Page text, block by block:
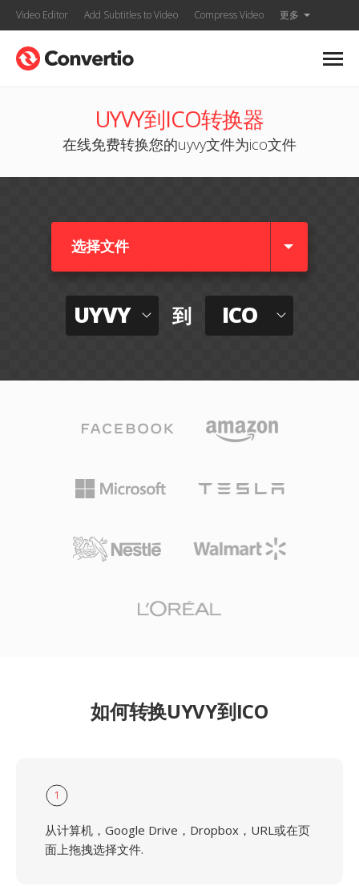
Video Editor Add Subtitles to Video Compress Video 更多
UYVY到ICO转换器
在线免费转换您的uyvy文件为ico文件
选择文件
UYVY 到 ICO
如何转换UYVY到ICO
1
从计算机，Google Drive，Dropbox，URL或在页
面上拖拽选择文件.